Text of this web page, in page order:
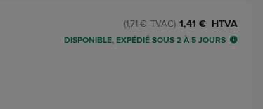
1,41 € HTVA
(1,71 € TVAC)
DISPONIBLE, EXPÉDIÉ SOUS 2 À 5 JOURS